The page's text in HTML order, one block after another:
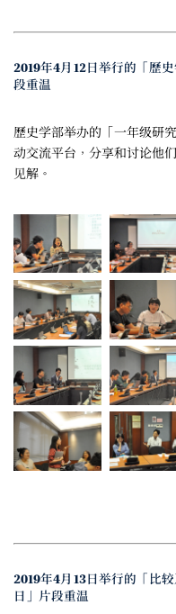
2019年4月12日举行的「歷
段重温
歷史学部举办的「一年级研
动交流平台，分享和讨论他
见解。
2019年4月13日举行的「比
日」片段重温